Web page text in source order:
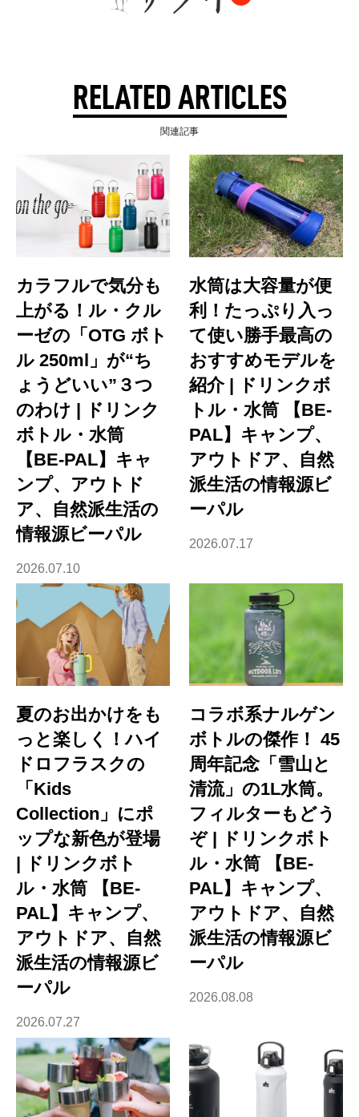
RELATED ARTICLES
関連記事
カラフルで気分も
上がる！ル・クル
ーゼの「OTG ボト
ル 250ml」が“ち
ょうどいい”３つ
のわけ | ドリンク
ボトル・水筒
【BE-PAL】キャ
ンプ、アウトド
ア、自然派生活の
情報源ビーパル
2026.07.10
水筒は大容量が便
利！たっぷり入っ
て使い勝手最高の
おすすめモデルを
紹介 | ドリンクボ
トル・水筒 【BE-
PAL】キャンプ、
アウトドア、自然
派生活の情報源ビ
ーパル
2026.07.17
夏のお出かけをも
っと楽しく！ハイ
ドロフラスクの
「Kids
Collection」にポ
ップな新色が登場
| ドリンクボト
ル・水筒 【BE-
PAL】キャンプ、
アウトドア、自然
派生活の情報源ビ
ーパル
2026.07.27
コラボ系ナルゲン
ボトルの傑作！ 45
周年記念「雪山と
清流」の1L水筒。
フィルターもどう
ぞ | ドリンクボト
ル・水筒 【BE-
PAL】キャンプ、
アウトドア、自然
派生活の情報源ビ
ーパル
2026.08.08